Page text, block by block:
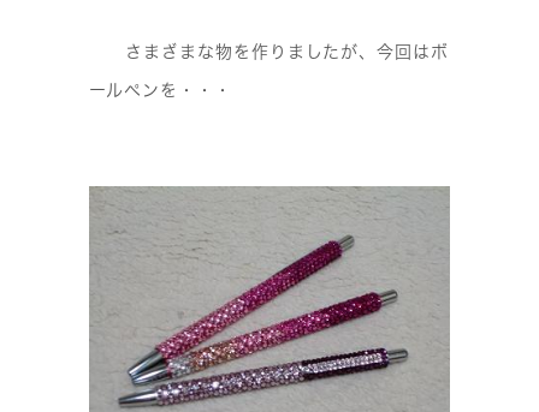
さまざまな物を作りましたが、今回はボ
ールペンを・・・